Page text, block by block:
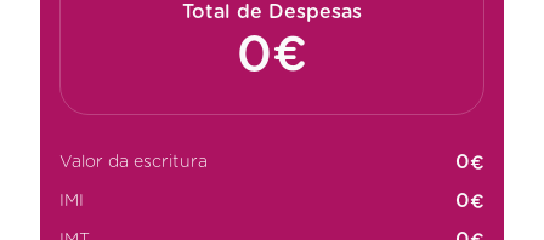
Total de Despesas
Valor da escritura €
IMI €